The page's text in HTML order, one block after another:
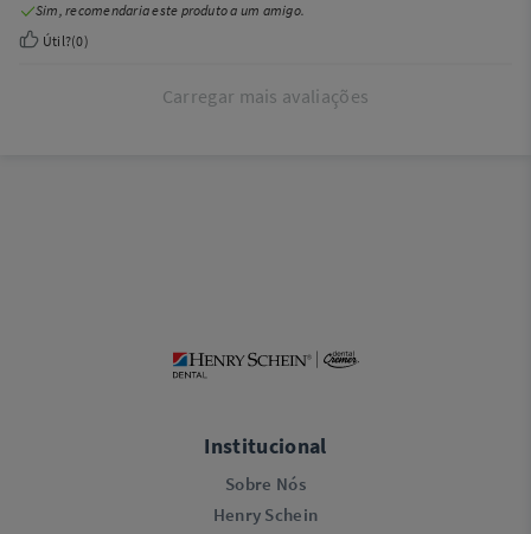
Sim, recomendaria este produto a um amigo.
Útil?(0)
Carregar mais avaliações
Institucional
Sobre Nós
Henry Schein